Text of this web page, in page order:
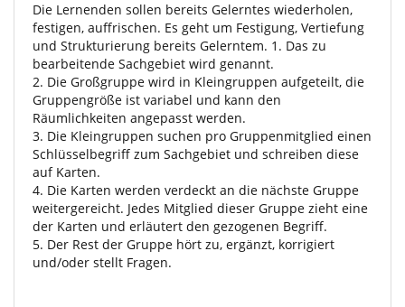
Die Lernenden sollen bereits Gelerntes wiederholen,
festigen, auffrischen. Es geht um Festigung, Vertiefung
und Strukturierung bereits Gelerntem. 1. Das zu
bearbeitende Sachgebiet wird genannt.
2. Die Großgruppe wird in Kleingruppen aufgeteilt, die
Gruppengröße ist variabel und kann den
Räumlichkeiten angepasst werden.
3. Die Kleingruppen suchen pro Gruppenmitglied einen
Schlüsselbegriff zum Sachgebiet und schreiben diese
auf Karten.
4. Die Karten werden verdeckt an die nächste Gruppe
weitergereicht. Jedes Mitglied dieser Gruppe zieht eine
der Karten und erläutert den gezogenen Begriff.
5. Der Rest der Gruppe hört zu, ergänzt, korrigiert
und/oder stellt Fragen.